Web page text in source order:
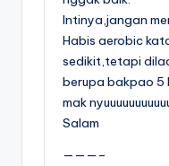
Intinya,jangan
Habis aerobic
sedikit,tetapi
berupa bakpao 5
mak
Salam
———–